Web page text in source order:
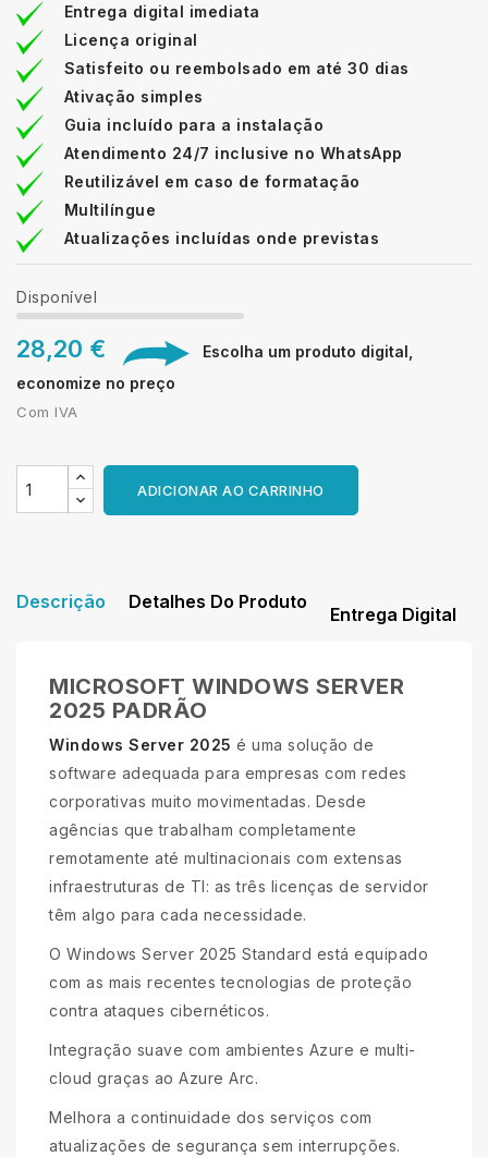
Entrega digital imediata
Licença original
Satisfeito ou reembolsado em até 30 dias
Ativação simples
Guia incluído para a instalação
Atendimento 24/7 inclusive no WhatsApp
Reutilizável em caso de formatação
Multilíngue
Atualizações incluídas onde previstas
Disponível
28,20 €
Escolha um produto digital,
economize no preço
Com IVA
ADICIONAR AO CARRINHO
Descrição Detalhes Do Produto
Entrega Digital
MICROSOFT WINDOWS SERVER
2025 PADRÃO
Windows Server 2025 é uma solução de
software adequada para empresas com redes
corporativas muito movimentadas. Desde
agências que trabalham completamente
remotamente até multinacionais com extensas
infraestruturas de TI: as três licenças de servidor
têm algo para cada necessidade.
O Windows Server 2025 Standard está equipado
com as mais recentes tecnologias de proteção
contra ataques cibernéticos.
Integração suave com ambientes Azure e multi-
cloud graças ao Azure Arc.
Melhora a continuidade dos serviços com
atualizações de segurança sem interrupções.